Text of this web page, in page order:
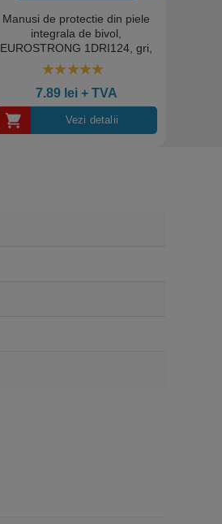
Manusi de protectie din piele
integrala de bivol,
EUROSTRONG 1DRI124, gri,
dosul palmei din piele spalt,
flexibilitate, dexteritate si
aderenta, Coverguard
7.89 lei+ TVA
Vezi detalii